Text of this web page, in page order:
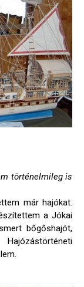
történelmileg is
már hajókat.
a Jókai
bőgőshajót,